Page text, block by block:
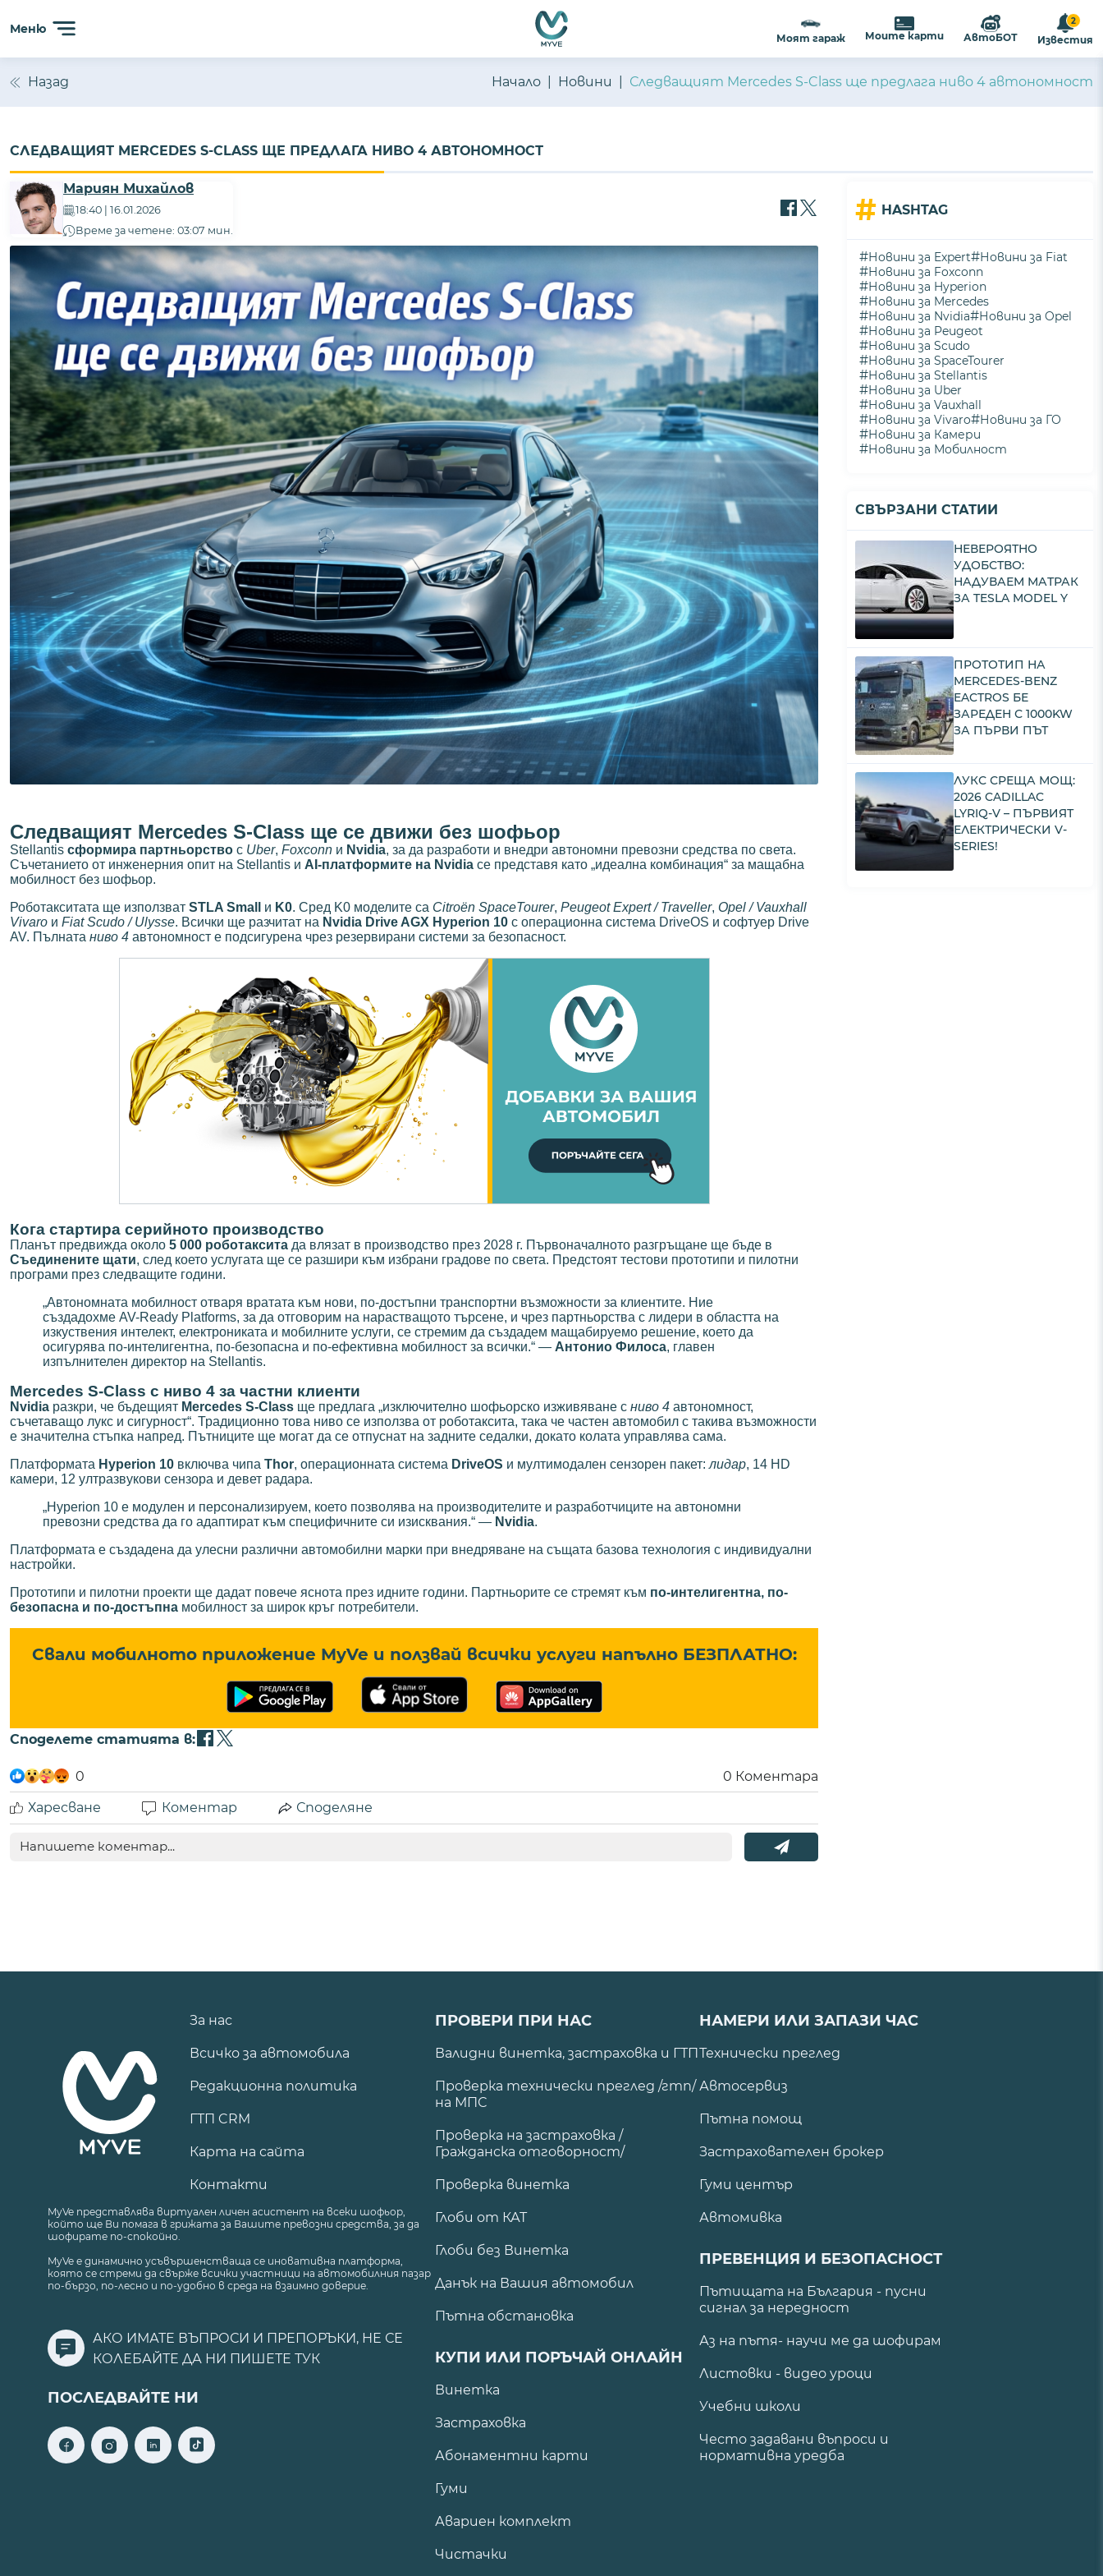
Меню
Моят гараж Моите карти АвтоБОТ
2
Известия
Назад Начало Новини Следващият Mercedes S-Class ще предлага ниво 4 автономност
СЛЕДВАЩИЯТ MERCEDES S-CLASS ЩЕ ПРЕДЛАГА НИВО 4 АВТОНОМНОСТ
Мариян Михайлов
18:40 | 16.01.2026
Време за четене: 03:07 мин.
Следващият Mercedes S-Class ще се движи без шофьор
Stellantis сформира партньорство с Uber, Foxconn и Nvidia, за да разработи и внедри автономни превозни средства по света.
Съчетанието от инженерния опит на Stellantis и AI-платформите на Nvidia се представя като „идеална комбинация“ за мащабна
мобилност без шофьор.
Роботакситата ще използват STLA Small и K0. Сред K0 моделите са Citroën SpaceTourer, Peugeot Expert / Traveller, Opel / Vauxhall
Vivaro и Fiat Scudo / Ulysse. Всички ще разчитат на Nvidia Drive AGX Hyperion 10 с операционна система DriveOS и софтуер Drive
AV. Пълната ниво 4 автономност е подсигурена чрез резервирани системи за безопасност.
Кога стартира серийното производство
Планът предвижда около 5 000 роботаксита да влязат в производство през 2028 г. Първоначалното разгръщане ще бъде в
Съединените щати, след което услугата ще се разшири към избрани градове по света. Предстоят тестови прототипи и пилотни
програми през следващите години.
„Автономната мобилност отваря вратата към нови, по-достъпни транспортни възможности за клиентите. Ние
създадохме AV-Ready Platforms, за да отговорим на нарастващото търсене, и чрез партньорства с лидери в областта на
изкуствения интелект, електрониката и мобилните услуги, се стремим да създадем мащабируемо решение, което да
осигурява по-интелигентна, по-безопасна и по-ефективна мобилност за всички.“ — Антонио Филоса, главен
изпълнителен директор на Stellantis.
Mercedes S-Class с ниво 4 за частни клиенти
Nvidia разкри, че бъдещият Mercedes S-Class ще предлага „изключително шофьорско изживяване с ниво 4 автономност,
съчетаващо лукс и сигурност“. Традиционно това ниво се използва от роботаксита, така че частен автомобил с такива възможности
е значителна стъпка напред. Пътниците ще могат да се отпуснат на задните седалки, докато колата управлява сама.
Платформата Hyperion 10 включва чипа Thor, операционната система DriveOS и мултимодален сензорен пакет:лидар, 14 HD
камери, 12 ултразвукови сензора и девет радара.
„Hyperion 10 е модулен и персонализируем, което позволява на производителите и разработчиците на автономни
превозни средства да го адаптират към специфичните си изисквания.“ — Nvidia.
Платформата е създадена да улесни различни автомобилни марки при внедряване на същата базова технология с индивидуални
настройки.
Прототипи и пилотни проекти ще дадат повече яснота през идните години. Партньорите се стремят към по-интелигентна, по-
безопасна и по-достъпна мобилност за широк кръг потребители.
Свали мобилното приложение MyVe и ползвай всички услуги напълно БЕЗПЛАТНО:
Споделете статията в:
0 0 Коментара
Харесване
Коментар Споделяне
# HASHTAG
#Новини за Expert#Новини за Fiat
#Новини за Foxconn
#Новини за Hyperion
#Новини за Mercedes
#Новини за Nvidia#Новини за Opel
#Новини за Peugeot
#Новини за Scudo
#Новини за SpaceTourer
#Новини за Stellantis
#Новини за Uber
#Новини за Vauxhall
#Новини за Vivaro#Новини за ГО
#Новини за Камери
#Новини за Мобилност
СВЪРЗАНИ СТАТИИ
НЕВЕРОЯТНО
УДОБСТВО:
НАДУВАЕМ МАТРАК
ЗА TESLA MODEL Y
ПРОТОТИП НА
MERCEDES-BENZ
EACTROS БЕ
ЗАРЕДЕН С 1000KW
ЗА ПЪРВИ ПЪТ
ЛУКС СРЕЩА МОЩ:
2026 CADILLAC
LYRIQ-V – ПЪРВИЯТ
ЕЛЕКТРИЧЕСКИ V-
SERIES!
За нас
Всичко за автомобила
Редакционна политика
ГТП CRM
Карта на сайта
Контакти
MyVe представлява виртуален личен асистент на всеки шофьор,
който ще Ви помага в грижата за Вашите превозни средства, за да
шофирате по-спокойно.
MyVe е динамично усъвършенстваща се иновативна платформа,
която се стреми да свърже всички участници на автомобилния пазар
по-бързо, по-лесно и по-удобно в среда на взаимно доверие.
АКО ИМАТЕ ВЪПРОСИ И ПРЕПОРЪКИ, НЕ СЕ
КОЛЕБАЙТЕ ДА НИ ПИШЕТЕ ТУК
ПОСЛЕДВАЙТЕ НИ
ПРОВЕРИ ПРИ НАС
Валидни винетка, застраховка и ГТП
Проверка технически преглед /гтп/
на МПС
Проверка на застраховка /
Гражданска отговорност/
Проверка винетка
Глоби от КАТ
Глоби без Винетка
Данък на Вашия автомобил
Пътна обстановка
КУПИ ИЛИ ПОРЪЧАЙ ОНЛАЙН
Винетка
Застраховка
Абонаментни карти
Гуми
Авариен комплект
Чистачки
НАМЕРИ ИЛИ ЗАПАЗИ ЧАС
Технически преглед
Автосервиз
Пътна помощ
Застрахователен брокер
Гуми център
Автомивка
ПРЕВЕНЦИЯ И БЕЗОПАСНОСТ
Пътищата на България - пусни
сигнал за нередност
Аз на пътя- научи ме да шофирам
Листовки - видео уроци
Учебни школи
Често задавани въпроси и
нормативна уредба